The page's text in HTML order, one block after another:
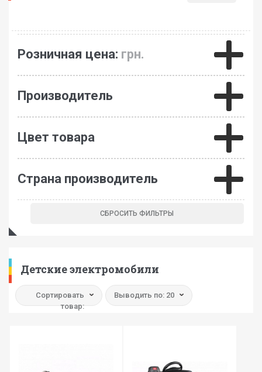
Розничная цена: грн.
Производитель
Цвет товара
Страна производитель
Детские электромобили
Сортировать
товар:
Выводить по: 20